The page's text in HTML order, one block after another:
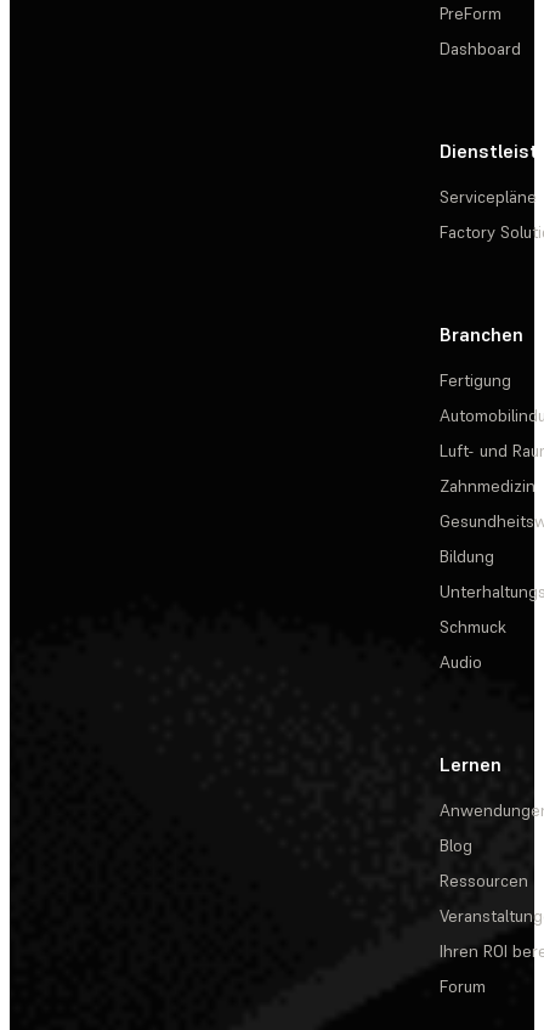
PreForm
Dashboard
Servicepläne
Factory
Branchen
Fertigung
Luft- und
Zahnmedizin
Bildung
Schmuck
Audio
Lernen
Blog
Ressourcen
Ihren ROI
Forum